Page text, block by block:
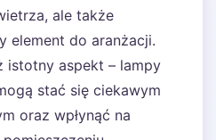
ale także
element do aranżacji.
istotny aspekt – lampy
stać się ciekawym
oraz wpłynąć na